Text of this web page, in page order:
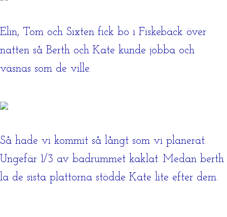
Elin, Tom och Sixten fick bo i Fiskebäck över
natten så Berth och Kate kunde jobba och
väsnas som de ville.
Så hade vi kommit så långt som vi planerat.
Ungefär 1/3 av badrummet kaklat. Medan berth
la de sista plattorna stödde Kate lite efter dem.